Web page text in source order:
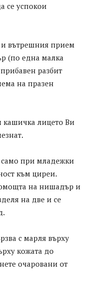
се успокои
и вътрешния прием
(по една малка
разбит
на празен
кашичка лицето Ви
само при младежки
към циреи.
на нишадър и
на две и се
с марля върху
кожата до
очаровани от